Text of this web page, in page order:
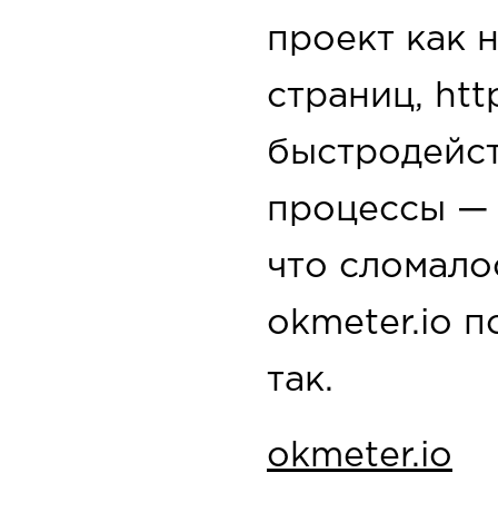
проект как
страниц,
процессы —
что
okmeter.io
так.
okmeter.io